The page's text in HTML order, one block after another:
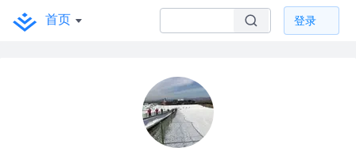
首页 登录